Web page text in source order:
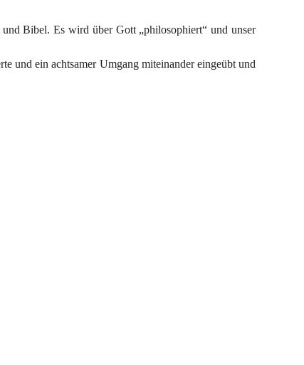
Bibel. Es wird über Gott „philosophiert“ und unser
und ein achtsamer Umgang miteinander eingeübt und